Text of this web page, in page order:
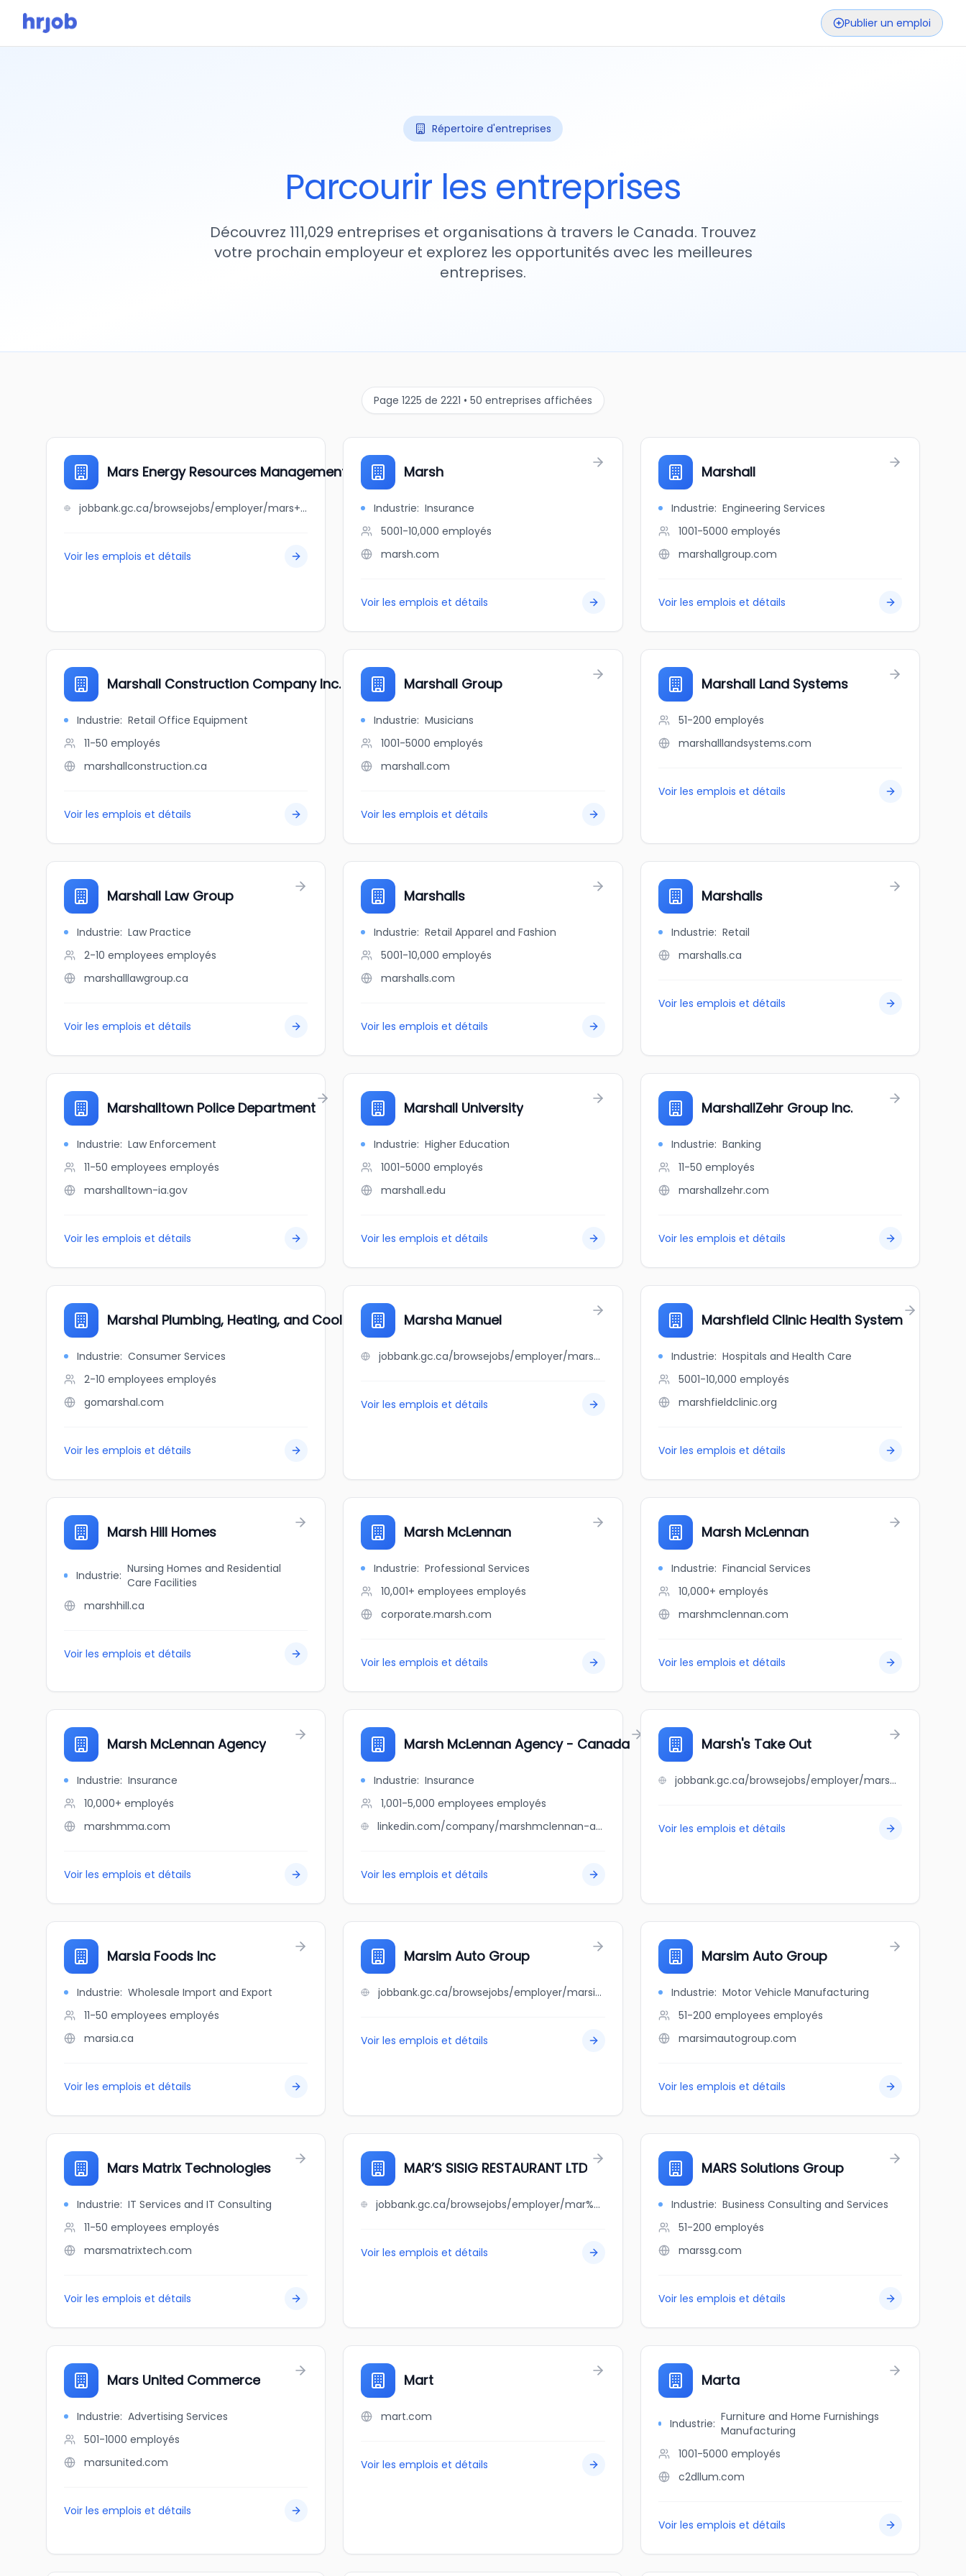
Publier un emploi
Répertoire d'entreprises
Parcourir les entreprises
Découvrez 111,029 entreprises et organisations à travers le Canada. Trouvez
votre prochain employeur et explorez les opportunités avec les meilleures
entreprises.
Page 1225 de 2221 • 50 entreprises affichées
Mars Energy Resources Management Ltd.
jobbank.gc.ca/browsejobs/employer/mars+energy+resources+management+ltd./ca
Voir les emplois et détails
Marsh
Industrie: Insurance
5001-10,000 employés
marsh.com
Voir les emplois et détails
Marshall
Industrie: Engineering Services
1001-5000 employés
marshallgroup.com
Voir les emplois et détails
Marshall Construction Company Inc.
Industrie: Retail Office Equipment
11-50 employés
marshallconstruction.ca
Voir les emplois et détails
Marshall Group
Industrie: Musicians
1001-5000 employés
marshall.com
Voir les emplois et détails
Marshall Land Systems
51-200 employés
marshalllandsystems.com
Voir les emplois et détails
Marshall Law Group
Industrie: Law Practice
2-10 employees employés
marshalllawgroup.ca
Voir les emplois et détails
Marshalls
Industrie: Retail Apparel and Fashion
5001-10,000 employés
marshalls.com
Voir les emplois et détails
Marshalls
Industrie: Retail
marshalls.ca
Voir les emplois et détails
Marshalltown Police Department
Industrie: Law Enforcement
11-50 employees employés
marshalltown-ia.gov
Voir les emplois et détails
Marshall University
Industrie: Higher Education
1001-5000 employés
marshall.edu
Voir les emplois et détails
MarshallZehr Group Inc.
Industrie: Banking
11-50 employés
marshallzehr.com
Voir les emplois et détails
Marshal Plumbing, Heating, and Cooling
Industrie: Consumer Services
2-10 employees employés
gomarshal.com
Voir les emplois et détails
Marsha Manuel
jobbank.gc.ca/browsejobs/employer/marsha+manuel/ca
Voir les emplois et détails
Marshfield Clinic Health System
Industrie: Hospitals and Health Care
5001-10,000 employés
marshfieldclinic.org
Voir les emplois et détails
Marsh Hill Homes
Industrie: Nursing Homes and Residential
Care Facilities
marshhill.ca
Voir les emplois et détails
Marsh McLennan
Industrie: Professional Services
10,001+ employees employés
corporate.marsh.com
Voir les emplois et détails
Marsh McLennan
Industrie: Financial Services
10,000+ employés
marshmclennan.com
Voir les emplois et détails
Marsh McLennan Agency
Industrie: Insurance
10,000+ employés
marshmma.com
Voir les emplois et détails
Marsh McLennan Agency - Canada
Industrie: Insurance
1,001-5,000 employees employés
linkedin.com/company/marshmclennan-agency-mma-canada
Voir les emplois et détails
Marsh's Take Out
jobbank.gc.ca/browsejobs/employer/marsh%27s+take+out/ca
Voir les emplois et détails
Marsia Foods Inc
Industrie: Wholesale Import and Export
11-50 employees employés
marsia.ca
Voir les emplois et détails
Marsim Auto Group
jobbank.gc.ca/browsejobs/employer/marsim+auto+group/ca
Voir les emplois et détails
Marsim Auto Group
Industrie: Motor Vehicle Manufacturing
51-200 employees employés
marsimautogroup.com
Voir les emplois et détails
Mars Matrix Technologies
Industrie: IT Services and IT Consulting
11-50 employees employés
marsmatrixtech.com
Voir les emplois et détails
MAR’S SISIG RESTAURANT LTD
jobbank.gc.ca/browsejobs/employer/mar%E2%80%99s+sisig+restaurant+ltd/ca
Voir les emplois et détails
MARS Solutions Group
Industrie: Business Consulting and Services
51-200 employés
marssg.com
Voir les emplois et détails
Mars United Commerce
Industrie: Advertising Services
501-1000 employés
marsunited.com
Voir les emplois et détails
Mart
mart.com
Voir les emplois et détails
Marta
Industrie: Furniture and Home Furnishings
Manufacturing
1001-5000 employés
c2dllum.com
Voir les emplois et détails